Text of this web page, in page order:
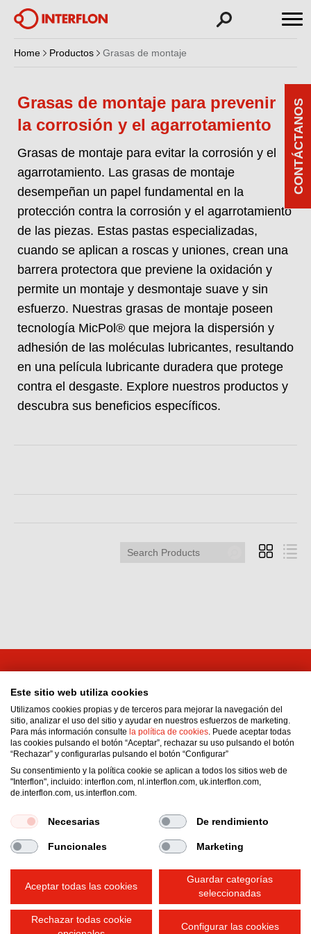
Home Productos Grasas de montaje
Grasas de montaje para prevenir
la corrosión y el agarrotamiento
Grasas de montaje para evitar la corrosión y el
agarrotamiento. Las grasas de montaje
desempeñan un papel fundamental en la
protección contra la corrosión y el agarrotamiento
de las piezas. Estas pastas especializadas,
cuando se aplican a roscas y uniones, crean una
barrera protectora que previene la oxidación y
permite un montaje y desmontaje suave y sin
esfuerzo. Nuestras grasas de montaje poseen
tecnología MicPol® que mejora la dispersión y
adhesión de las moléculas lubricantes, resultando
en una película lubricante duradera que protege
contra el desgaste. Explore nuestros productos y
descubra sus beneficios específicos.
Search
Interflon Bolivia
Zona/Barrio: Wilacota
La Paz
Bolivia
Email:administracionperu1@interflon.com
Phone:+591 77716380
Condiciones generales de venta
Declaración de privacidad
Impressum
Política de cookies
CONTÁCTANOS
Este sitio web utiliza cookies
Utilizamos cookies propias y de terceros para mejorar la navegación del
sitio, analizar el uso del sitio y ayudar en nuestros esfuerzos de marketing.
Para más información consulte la política de cookies. Puede aceptar todas
las cookies pulsando el botón “Aceptar”, rechazar su uso pulsando el botón
“Rechazar” y configurarlas pulsando el botón “Configurar”
Su consentimiento y la política cookie se aplican a todos los sitios web de
"Interflon", incluido: interflon.com, nl.interflon.com, uk.interflon.com,
de.interflon.com, us.interflon.com.
Necesarias De rendimiento
Funcionales Marketing
Aceptar todas las cookies
Guardar categorías
seleccionadas
Rechazar todas cookie
Configurar las cookies